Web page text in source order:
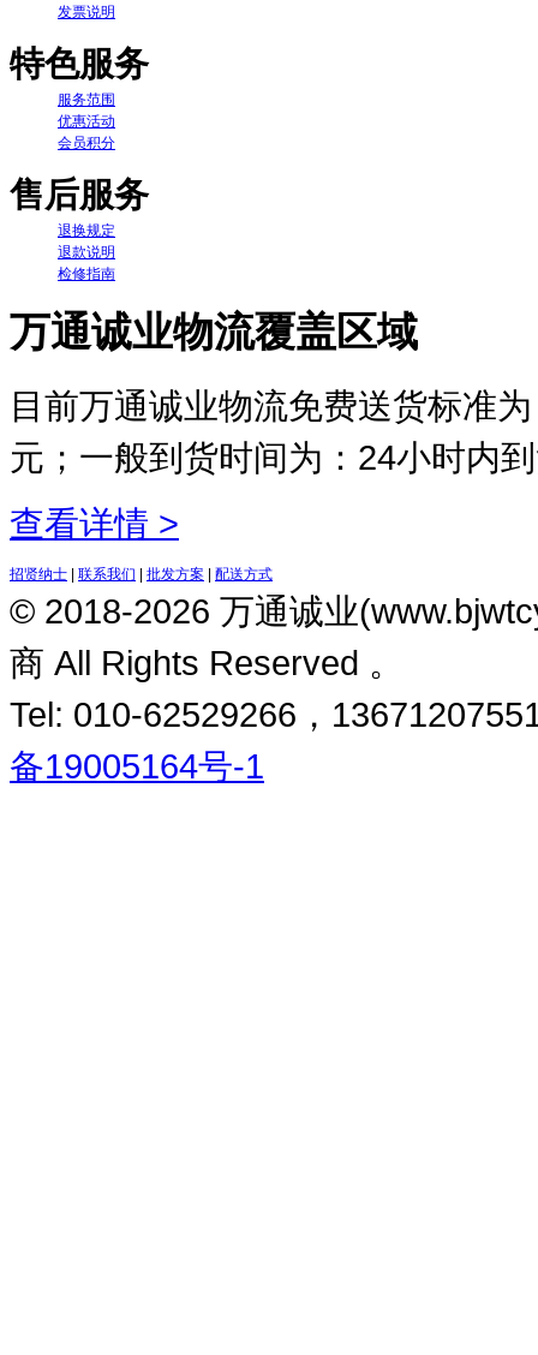
发票说明
特色服务
服务范围
优惠活动
会员积分
售后服务
退换规定
退款说明
检修指南
万通诚业物流覆盖区域
目前万通诚业物流免费送货标准
元；一般到货时间为：24小时内
查看详情 >
招贤纳士 | 联系我们 | 批发方案 | 配送方式
© 2018-2026 万通诚业
商 All Rights Reserved 。
Tel: 010-62529266，
备19005164号-1